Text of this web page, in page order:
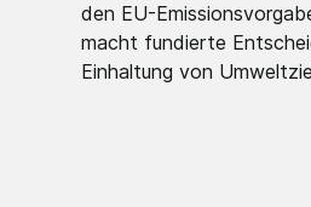
den EU-
macht fundierte
Einhaltung von